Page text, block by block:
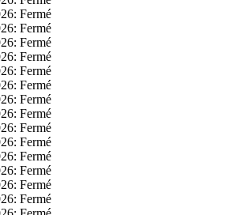
Fermé
Fermé
Fermé
Fermé
Fermé
Fermé
Fermé
Fermé
Fermé
Fermé
Fermé
Fermé
Fermé
Fermé